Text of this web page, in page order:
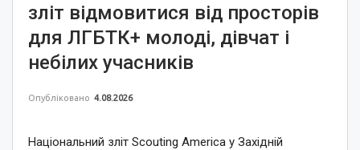
зліт відмовитися від просторів
для ЛГБТК+ молоді, дівчат і
небілих учасників
Опубліковано 4.08.2026
Національний зліт Scouting America у Західній